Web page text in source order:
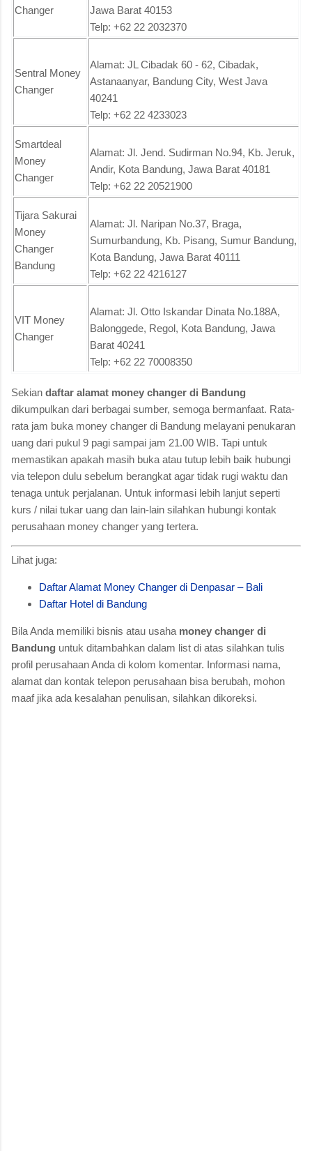
Changer
Jawa Barat 40153
Telp: +62 22 2032370
Sentral Money
Changer
Alamat: JL Cibadak 60 - 62, Cibadak,
Astanaanyar, Bandung City, West Java
40241
Telp: +62 22 4233023
Smartdeal
Money
Changer
Alamat: Jl. Jend. Sudirman No.94, Kb. Jeruk,
Andir, Kota Bandung, Jawa Barat 40181
Telp: +62 22 20521900
Tijara Sakurai
Money
Changer
Bandung
Alamat: Jl. Naripan No.37, Braga,
Sumurbandung, Kb. Pisang, Sumur Bandung,
Kota Bandung, Jawa Barat 40111
Telp: +62 22 4216127
VIT Money
Changer
Alamat: Jl. Otto Iskandar Dinata No.188A,
Balonggede, Regol, Kota Bandung, Jawa
Barat 40241
Telp: +62 22 70008350
Sekian daftar alamat money changer di Bandung
dikumpulkan dari berbagai sumber, semoga bermanfaat. Rata-
rata jam buka money changer di Bandung melayani penukaran
uang dari pukul 9 pagi sampai jam 21.00 WIB. Tapi untuk
memastikan apakah masih buka atau tutup lebih baik hubungi
via telepon dulu sebelum berangkat agar tidak rugi waktu dan
tenaga untuk perjalanan. Untuk informasi lebih lanjut seperti
kurs / nilai tukar uang dan lain-lain silahkan hubungi kontak
perusahaan money changer yang tertera.
Lihat juga:
Daftar Alamat Money Changer di Denpasar – Bali
Daftar Hotel di Bandung
Bila Anda memiliki bisnis atau usaha money changer di
Bandung untuk ditambahkan dalam list di atas silahkan tulis
profil perusahaan Anda di kolom komentar. Informasi nama,
alamat dan kontak telepon perusahaan bisa berubah, mohon
maaf jika ada kesalahan penulisan, silahkan dikoreksi.